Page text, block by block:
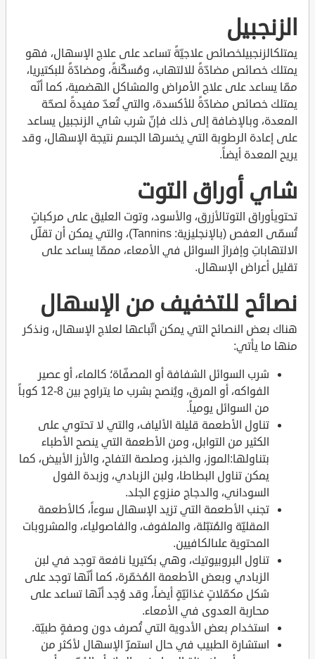
الزنجبيل
يمتلكالزنجبيلخصائص علاجيّةً تساعد على علاج الإسهال، فهو
يمتلك خصائص مضادّةً للالتهاب، ومُسكّنةً، ومضادّةً للبكتيريا،
ممّا يساعد على علاج الأمراض والمشاكل الهضمية، كما أنّه
يمتلك خصائص مضادّةً للأكسدة، والتي تُعدّ مفيدةً لصحّة
المعدة، وبالإضافة إلى ذلك فإنّ شرب شاي الزنجبيل يساعد
على إعادة الرطوبة التي يخسرها الجسم نتيجة الإسهال، وقد
يريح المعدة أيضاً.
شاي أوراق التوت
تحتويأوراق التوتالأزرق، والأسود، وتوت العليق على مركباتٍ
تُسمّى العفص (بالإنجليزية: Tannins)، والتي يمكن أن تقلّل
الالتهاباتِ وإفرازَ السوائل في الأمعاء، مممّا يساعد على
تقليل أعراض الإسهال.
نصائح للتخفيف من الإسهال
هناك بعض النصائح التي يمكن اتّباعها لعلاج الإسهال، ونذكر
منها ما يأتي:
شرب السوائل الشفافة أو المصفّاة؛ كالماء، أو عصير
الفواكه، أو المرق، ويُنصح بشرب ما يتراوح بين 8-12 كوباً
من السوائل يومياً.
تناول الأطعمة قليلة الألياف، والتي لا تحتوي على
الكثير من التوابل، ومن الأطعمة التي ينصح الأطباء
بتناولها:الموز، والخبز، وصلصة التفاح، والأرز الأبيض، كما
يمكن تناول البطاطا، ولبن الزبادي، وزبدة الفول
السوداني، والدجاج منزوع الجلد.
تجنب الأطعمة التي تزيد الإسهال سوءاً، كالأطعمة
المقليّة والمُتبّلة، والملفوف، والفاصولياء، والمشروبات
المحتوية علىالكافيين.
تناول البروبيوتيك، وهي بكتيريا نافعة توجد في لبن
الزبادي وبعض الأطعمة المُخمّرة، كما أنّها توجد على
شكل مكمّلاتٍ غذائيّةٍ أيضاً، وقد وُجد أنّها تساعد على
محاربة العدوى في الأمعاء.
استخدام بعض الأدوية التي تُصرف دون وصفةٍ طبيّة.
استشارة الطبيب في حال استمرّ الإسهال لأكثر من